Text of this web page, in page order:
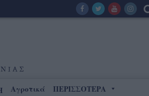
Αγροτικά ΠΕΡΙΣΣΟΤΕΡΑ